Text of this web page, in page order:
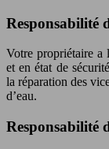
Responsabilité
Votre propriétaire a
et en état de
la réparation des
d’eau.
Responsabilité